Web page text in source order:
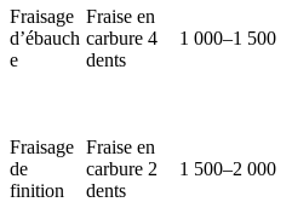
Fraisage
d’ébauch
e
Fraise en
carbure 4
dents
1 000–1 500
Fraisage
de
finition
Fraise en
carbure 2
dents
1 500–2 000